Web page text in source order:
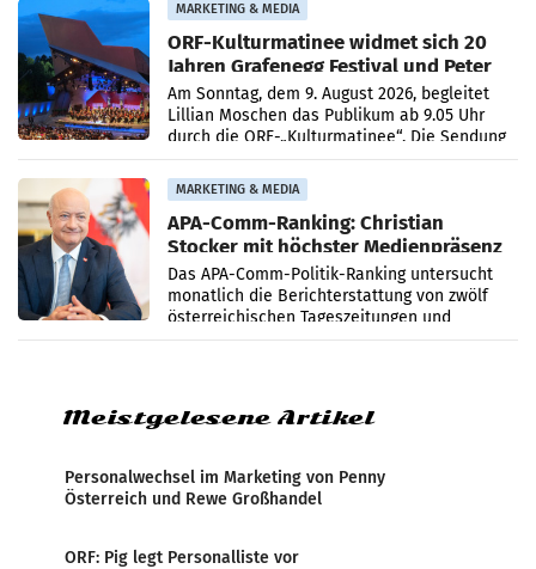
MARKETING & MEDIA
ORF-Kulturmatinee widmet sich 20
Jahren Grafenegg Festival und Peter
Simonischek
Am Sonntag, dem 9. August 2026, begleitet
Lillian Moschen das Publikum ab 9.05 Uhr
durch die ORF-„Kulturmatinee“. Die Sendung
startet mit der Dokumentation „20 Jahre
Grafenegg
MARKETING & MEDIA
APA-Comm-Ranking: Christian
Stocker mit höchster Medienpräsenz
im Juli
Das APA-Comm-Politik-Ranking untersucht
monatlich die Berichterstattung von zwölf
österreichischen Tageszeitungen und
analysiert, welche Politikerinnen und
Meistgelesene Artikel
Personalwechsel im Marketing von Penny
Österreich und Rewe Großhandel
ORF: Pig legt Personalliste vor